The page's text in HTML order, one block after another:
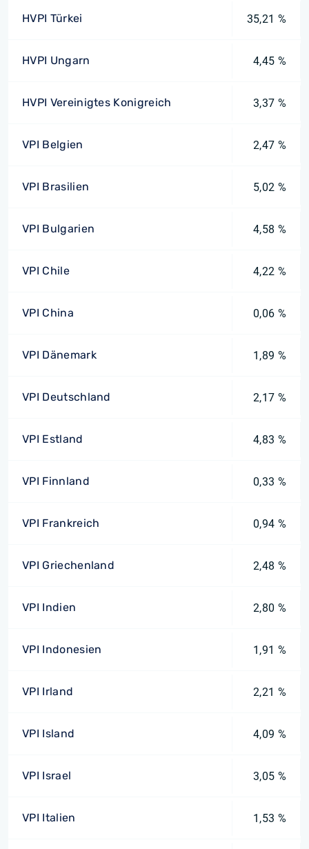
HVPI Türkei 35,21 %
HVPI Ungarn 4,45 %
HVPI Vereinigtes Konigreich 3,37 %
VPI Belgien 2,47 %
VPI Brasilien 5,02 %
VPI Bulgarien 4,58 %
VPI Chile 4,22 %
VPI China 0,06 %
VPI Dänemark 1,89 %
VPI Deutschland 2,17 %
VPI Estland 4,83 %
VPI Finnland 0,33 %
VPI Frankreich 0,94 %
VPI Griechenland 2,48 %
VPI Indien 2,80 %
VPI Indonesien 1,91 %
VPI Irland 2,21 %
VPI Island 4,09 %
VPI Israel 3,05 %
VPI Italien 1,53 %